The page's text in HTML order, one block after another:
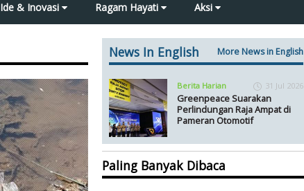
Ide & Inovasi Ragam Hayati Aksi
News In English More News in English
Berita Harian 31 Jul 2026
Greenpeace Suarakan
Perlindungan Raja Ampat di
Pameran Otomotif
Paling Banyak Dibaca